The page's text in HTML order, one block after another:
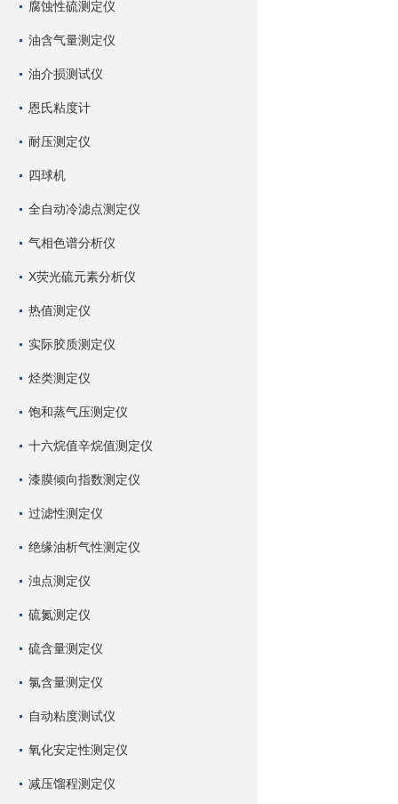
腐蚀性硫测定仪
油含气量测定仪
油介损测试仪
恩氏粘度计
耐压测定仪
四球机
全自动冷滤点测定仪
气相色谱分析仪
X荧光硫元素分析仪
热值测定仪
实际胶质测定仪
烃类测定仪
饱和蒸气压测定仪
十六烷值辛烷值测定仪
漆膜倾向指数测定仪
过滤性测定仪
绝缘油析气性测定仪
浊点测定仪
硫氮测定仪
硫含量测定仪
氯含量测定仪
自动粘度测试仪
氧化安定性测定仪
减压馏程测定仪